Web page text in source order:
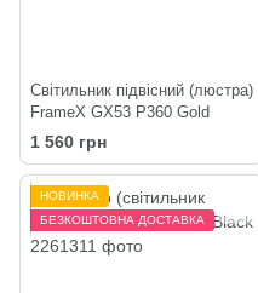
Світильник підвісний (люстра)
FrameX GX53 P360 Gold
1 560 грн
НОВИНКА
БЕЗКОШТОВНА ДОСТАВКА